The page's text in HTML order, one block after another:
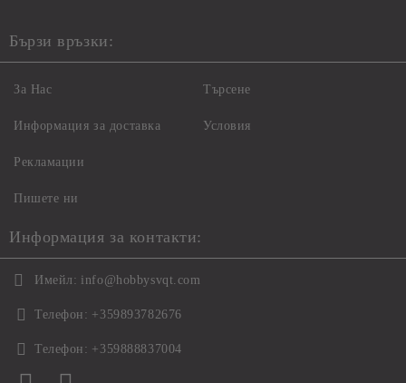
Бързи връзки:
За Нас
Информация за доставка
Рекламации
Пишете ни
Търсене
Условия
Информация за контакти:
Имейл: info@hobbysvqt.com
Телефон: +359893782676
Телефон: +359888837004